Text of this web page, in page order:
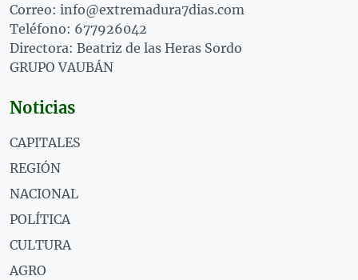
Correo: info@extremadura7dias.com
Teléfono: 677926042
Directora: Beatriz de las Heras Sordo
GRUPO VAUBÁN
Noticias
CAPITALES
REGIÓN
NACIONAL
POLÍTICA
CULTURA
AGRO